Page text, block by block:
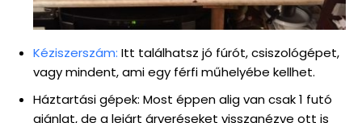
Kéziszerszám: Itt találhatsz jó fúrót, csiszológépet,
vagy mindent, ami egy férfi műhelyébe kellhet.
Háztartási gépek: Most éppen alig van csak 1 futó
ajánlat, de a lejárt árveréseket visszanézve ott is